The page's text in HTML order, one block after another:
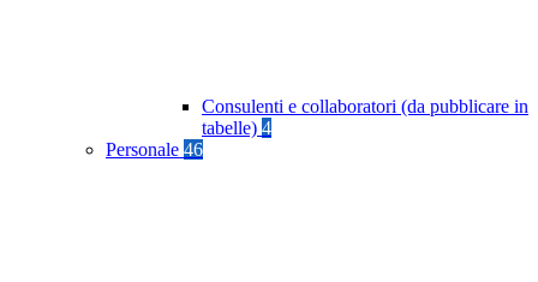
Consulenti e collaboratori (da pubblicare in
tabelle) 4
Personale 46